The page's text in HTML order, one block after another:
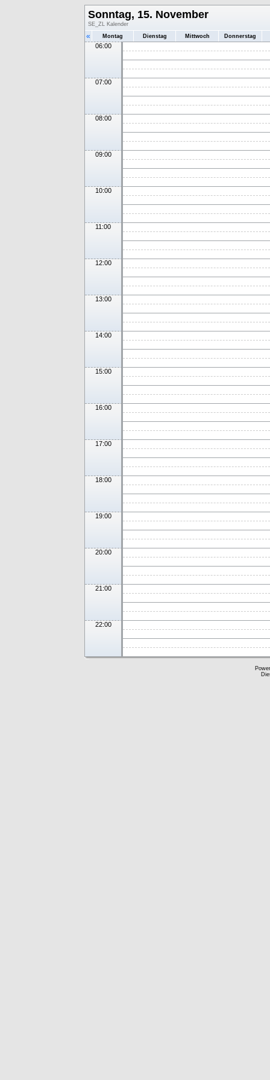
Sonntag, 15. November
SE_ZL Kalender
« Montag Dienstag Mittwoch Donnerstag
06:00
07:00
08:00
09:00
10:00
11:00
12:00
13:00
14:00
15:00
16:00
17:00
18:00
19:00
20:00
21:00
22:00